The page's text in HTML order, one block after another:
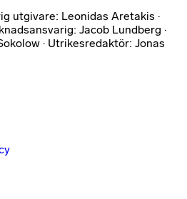
utgivare: Leonidas Aretakis ·
Jacob Lundberg ·
· Utrikesredaktör: Jonas